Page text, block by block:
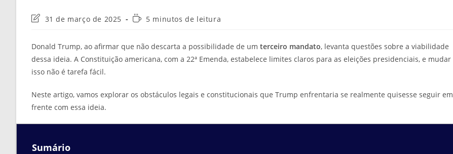
Última
post:
31 de março de 2025
Tempo5 minutos de leitura
Donald Trump, ao afirmar que não descarta a possibilidade de um terceiro mandato, levanta questões sobre a viabilidade
dessa ideia. A Constituição americana, com a 22ª Emenda, estabelece limites claros para as eleições presidenciais, e mudar
isso não é tarefa fácil.
Neste artigo, vamos explorar os obstáculos legais e constitucionais que Trump enfrentaria se realmente quisesse seguir em
frente com essa ideia.
Sumário